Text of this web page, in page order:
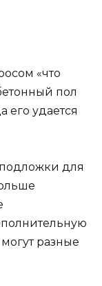
«что
пол
его удается
для
разные